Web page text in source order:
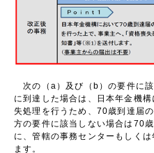
次の（a）及び（b）の要件に
に到達した場合は、日本年金機
失処理を行うため、70歳到達届
方の要件に該当しない場合は70
に、管轄の事務センターもしく
ます。